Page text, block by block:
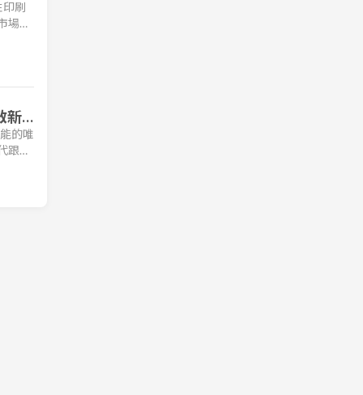
印刷
場恐
年
新
的唯
跟
晶片